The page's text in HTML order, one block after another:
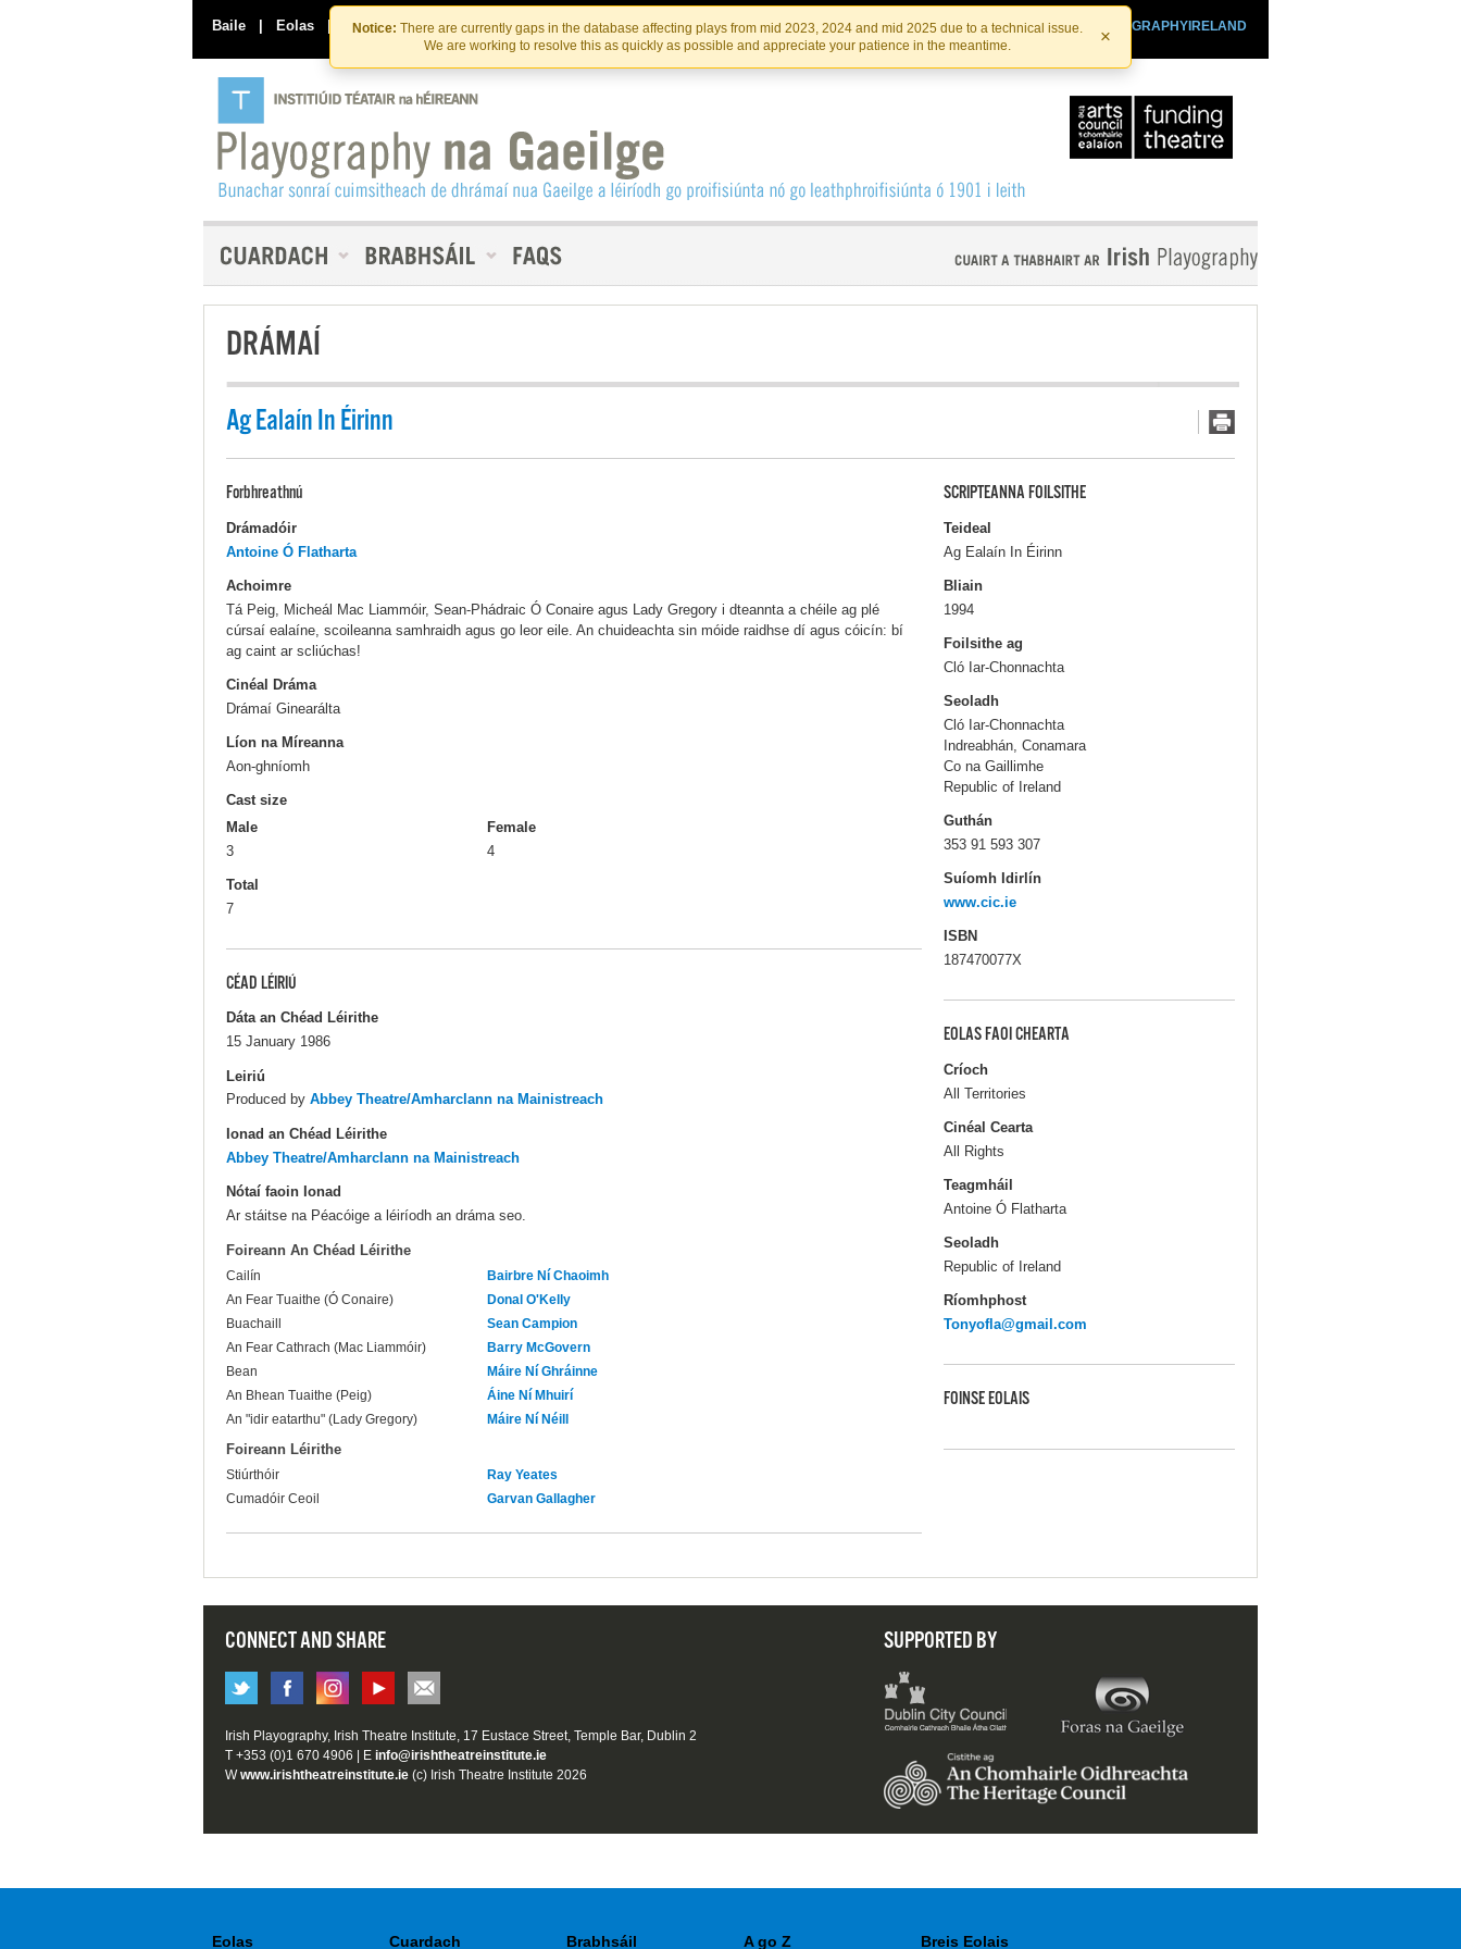
Skip
to
the
content
Skip
to
content
Notice: There are currently gaps in the database affecting plays from mid 2023, 2024 and mid 2025 due to a technical issue.
We are working to resolve this as quickly as possible and appreciate your patience in the meantime.
×
Baile | Eolas | Déan Teagmháil Linn PLAYOGRAPHYIRELAND
IRISHTHEATRE.IE
INSTITIúID TéATAIR NA HÉIREANN
DRÁMAÍ
Ag Ealaín In Éirinn
Forbhreathnú
Drámadóir
Antoine Ó Flatharta
Achoimre
Tá Peig, Micheál Mac Liammóir, Sean-Phádraic Ó Conaire agus Lady Gregory i dteannta a chéile ag plé
cúrsaí ealaíne, scoileanna samhraidh agus go leor eile. An chuideachta sin móide raidhse dí agus cóicín: bí
ag caint ar scliúchas!
Cinéal Dráma
Drámaí Ginearálta
Líon na Míreanna
Aon-ghníomh
Cast size
Male
3
Female
4
Total
7
CÉAD LÉIRIÚ
Dáta an Chéad Léirithe
15 January 1986
Leiriú
Produced by Abbey Theatre/Amharclann na Mainistreach
Ionad an Chéad Léirithe
Abbey Theatre/Amharclann na Mainistreach
Nótaí faoin Ionad
Ar stáitse na Péacóige a léiríodh an dráma seo.
Foireann An Chéad Léirithe
Cailín
Bairbre Ní Chaoimh
An Fear Tuaithe (Ó Conaire)
Donal O'Kelly
Buachaill
Sean Campion
An Fear Cathrach (Mac Liammóir)
Barry McGovern
Bean
Máire Ní Ghráinne
An Bhean Tuaithe (Peig)
Áine Ní Mhuirí
An "idir eatarthu" (Lady Gregory)
Máire Ní Néill
Foireann Léirithe
Stiúrthóir
Ray Yeates
Cumadóir Ceoil
Garvan Gallagher
SCRIPTEANNA FOILSITHE
Teideal
Ag Ealaín In Éirinn
Bliain
1994
Foilsithe ag
Cló Iar-Chonnachta
Seoladh
Cló Iar-Chonnachta
Indreabhán, Conamara
Co na Gaillimhe
Republic of Ireland
Guthán
353 91 593 307
Suíomh Idirlín
www.cic.ie
ISBN
187470077X
EOLAS FAOI CHEARTA
Críoch
All Territories
Cinéal Cearta
All Rights
Teagmháil
Antoine Ó Flatharta
Seoladh
Republic of Ireland
Ríomhphost
Tonyofla@gmail.com
FOINSE EOLAIS
CONNECT AND SHARE SUPPORTED BY
Irish Playography, Irish Theatre Institute, 17 Eustace Street, Temple Bar, Dublin 2
T +353 (0)1 670 4906 | E info@irishtheatreinstitute.ie
Wwww.irishtheatreinstitute.ie (c) Irish Theatre Institute 2026
Eolas Cuardach Brabhsáil A go Z Breis Eolais